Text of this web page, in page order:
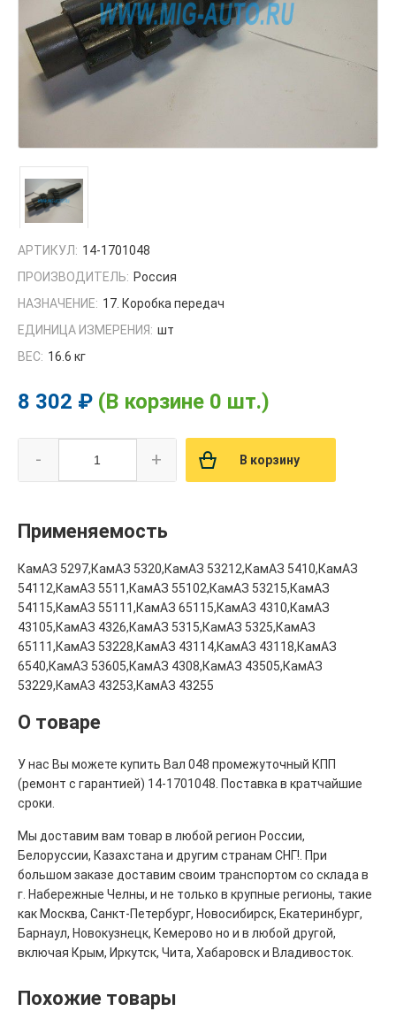
АРТИКУЛ: 14-1701048
ПРОИЗВОДИТЕЛЬ: Россия
НАЗНАЧЕНИЕ: 17. Коробка передач
ЕДИНИЦА ИЗМЕРЕНИЯ: шт
ВЕС: 16.6 кг
8 302 ₽ (В корзине 0 шт.)
- + В корзину
Применяемость
КамАЗ 5297,КамАЗ 5320,КамАЗ 53212,КамАЗ 5410,КамАЗ
54112,КамАЗ 5511,КамАЗ 55102,КамАЗ 53215,КамАЗ
54115,КамАЗ 55111,КамАЗ 65115,КамАЗ 4310,КамАЗ
43105,КамАЗ 4326,КамАЗ 5315,КамАЗ 5325,КамАЗ
65111,КамАЗ 53228,КамАЗ 43114,КамАЗ 43118,КамАЗ
6540,КамАЗ 53605,КамАЗ 4308,КамАЗ 43505,КамАЗ
53229,КамАЗ 43253,КамАЗ 43255
О товаре
У нас Вы можете купить Вал 048 промежуточный КПП
(ремонт с гарантией) 14-1701048. Поставка в кратчайшие
сроки.
Мы доставим вам товар в любой регион России,
Белоруссии, Казахстана и другим странам СНГ!. При
большом заказе доставим своим транспортом со склада в
г. Набережные Челны, и не только в крупные регионы, такие
как Москва, Санкт-Петербург, Новосибирск, Екатеринбург,
Барнаул, Новокузнецк, Кемерово но и в любой другой,
включая Крым, Иркутск, Чита, Хабаровск и Владивосток.
Похожие товары